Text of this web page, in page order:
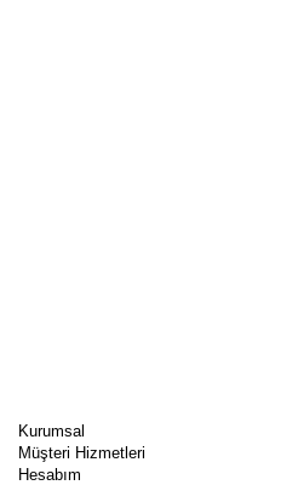
Kurumsal
Müşteri Hizmetleri
Hesabım